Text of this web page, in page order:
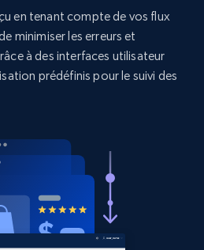
Commencer
Product description,
Initial price, Discount,
Commencer
en tenant compte de vos flux
minimiser les erreurs et
à des interfaces utilisateur
prédéfinis pour le suivi des